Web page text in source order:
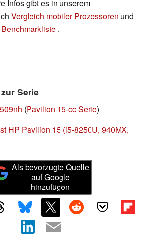
Infos gibt es in unserem
Vergleich mobiler Prozessoren und
.
Serie
(Pavilion 15-cc Serie)
HP Pavilion 15 (i5-8250U, 940MX,
Als bevorzugte Quelle
auf Google
hinzufügen